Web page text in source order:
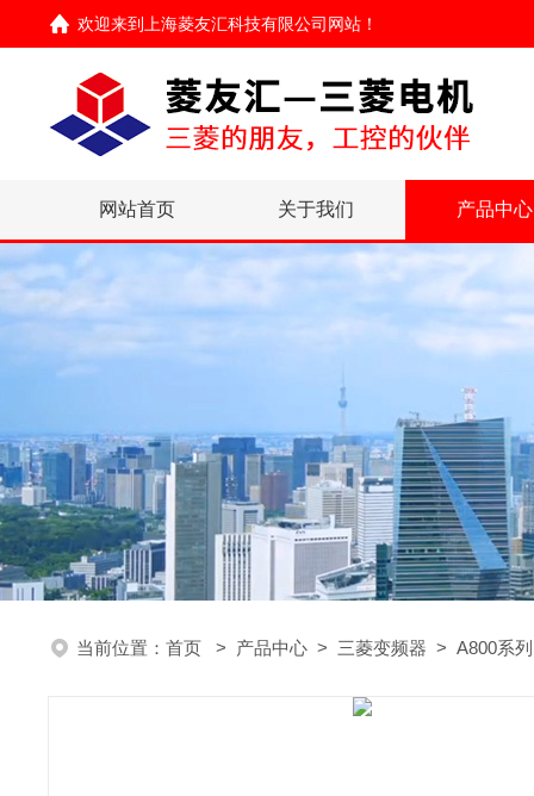
欢迎来到 上海菱友汇科技有限公司网站 ！
网站首页 关于我们 产品中心
当前位置： 首页 > 产品中心 > 三菱变频器 > A800系列